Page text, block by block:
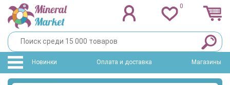
0
Новинки Оплата и доставка Магазины